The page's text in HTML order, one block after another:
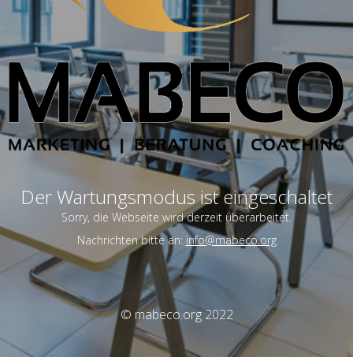
Der Wartungsmodus ist eingeschaltet
Sorry, die Webseite wird derzeit überarbeitet.
Nachrichten bitte an: info@mabeco.org
© mabeco.org 2022